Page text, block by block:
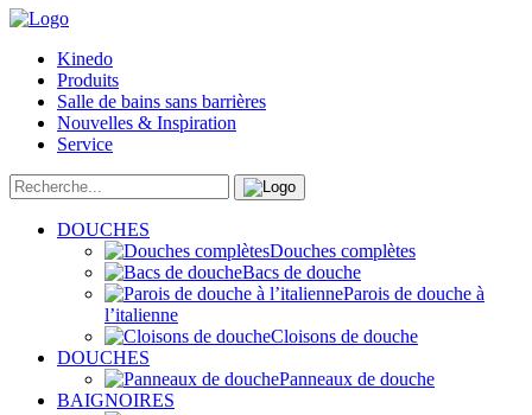
Kinedo
Produits
Salle de bains sans barrières
Nouvelles & Inspiration
Service
DOUCHES
Douches complètes
Bacs de douche
Parois de douche à
l’italienne
Cloisons de douche
DOUCHES
Panneaux de douche
BAIGNOIRES